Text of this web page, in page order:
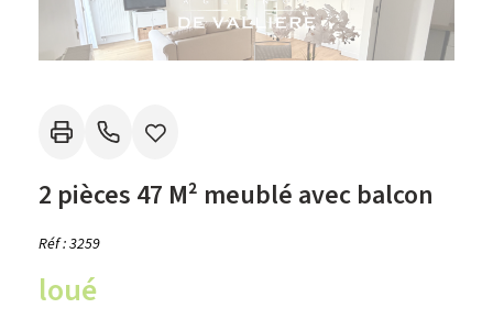
2 pièces 47 M² meublé avec balcon
Réf : 3259
loué